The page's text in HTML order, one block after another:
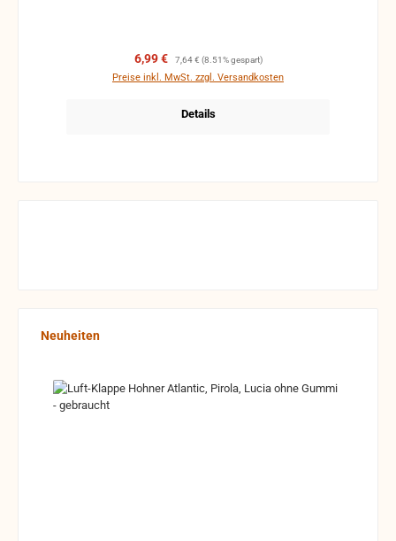
Verkaufspreis:
6,99 € Regulärer Preis:
7,64 € (8.51% gespart)
Preise inkl. MwSt. zzgl. Versandkosten
Details
Produktgalerie überspringen
Neuheiten